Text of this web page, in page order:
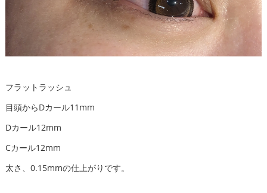
フラットラッシュ
目頭からDカール11mm
Dカール12mm
Cカール12mm
太さ、0.15mmの仕上がりです。